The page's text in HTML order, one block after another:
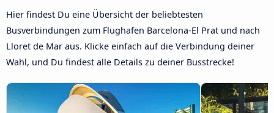
Hier findest Du eine Übersicht der beliebtesten
Busverbindungen zum Flughafen Barcelona-El Prat und nach
Lloret de Mar aus. Klicke einfach auf die Verbindung deiner
Wahl, und Du findest alle Details zu deiner Busstrecke!